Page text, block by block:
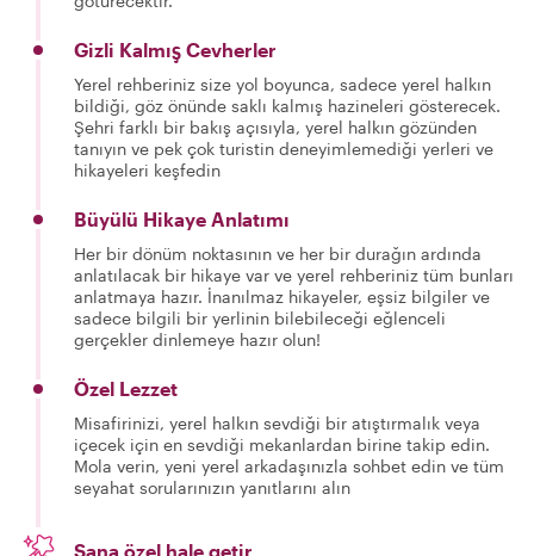
Gizli Kalmış Cevherler
Yerel rehberiniz size yol boyunca, sadece yerel halkın
bildiği, göz önünde saklı kalmış hazineleri gösterecek.
Şehri farklı bir bakış açısıyla, yerel halkın gözünden
tanıyın ve pek çok turistin deneyimlemediği yerleri ve
hikayeleri keşfedin
Büyülü Hikaye Anlatımı
Her bir dönüm noktasının ve her bir durağın ardında
anlatılacak bir hikaye var ve yerel rehberiniz tüm bunları
anlatmaya hazır. İnanılmaz hikayeler, eşsiz bilgiler ve
sadece bilgili bir yerlinin bilebileceği eğlenceli
gerçekler dinlemeye hazır olun!
Özel Lezzet
Misafirinizi, yerel halkın sevdiği bir atıştırmalık veya
içecek için en sevdiği mekanlardan birine takip edin.
Mola verin, yeni yerel arkadaşınızla sohbet edin ve tüm
seyahat sorularınızın yanıtlarını alın
Sana özel hale getir